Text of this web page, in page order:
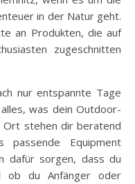
in der Natur geht.
an Produkten, die auf
zugeschnitten
nur entspannte Tage
was dein Outdoor-
Ort stehen dir beratend
Equipment
dafür sorgen, dass du
ob du Anfänger oder